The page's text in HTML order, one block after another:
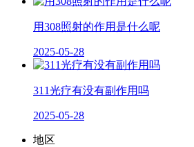
用308照射的作用是什么呢
2025-05-28
311光疗有没有副作用吗
2025-05-28
地区